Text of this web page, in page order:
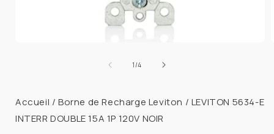
une
fenêtre
modale
1/de
4
Accueil /Borne de Recharge Leviton / LEVITON 5634-E
INTERR DOUBLE 15A 1P 120V NOIR